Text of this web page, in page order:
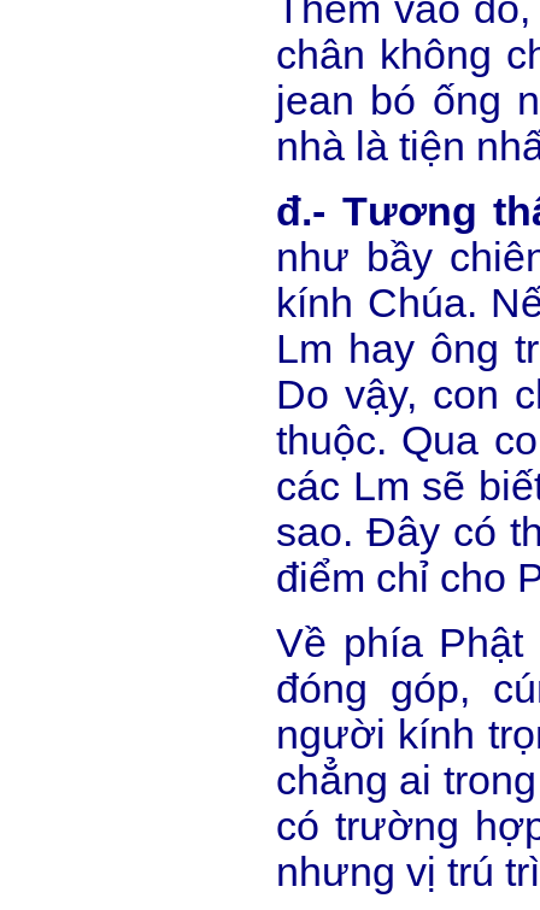
Thêm vào
chân không
jean bó ống
nhà là tiện
đ.- Tương
như bầy
kính Chúa.
Lm hay ông
Do vậy, con
thuộc. Qua
các Lm sẽ
sao. Đây có
điểm chỉ cho
Về phía Phật
đóng góp,
người kính
chẳng ai
có trường
nhưng vị trú